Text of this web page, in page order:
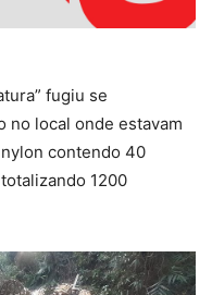
fugiu se
no local onde estavam
contendo 40
1200